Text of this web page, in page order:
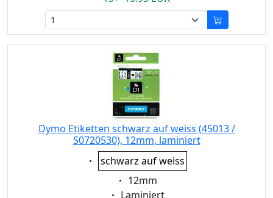
Dymo Etiketten schwarz auf weiss (45013 /
S0720530), 12mm, laminiert
Eigenschaft:
schwarz auf weiss
Eigenschaft:
12mm
Eigenschaft:
Laminiert